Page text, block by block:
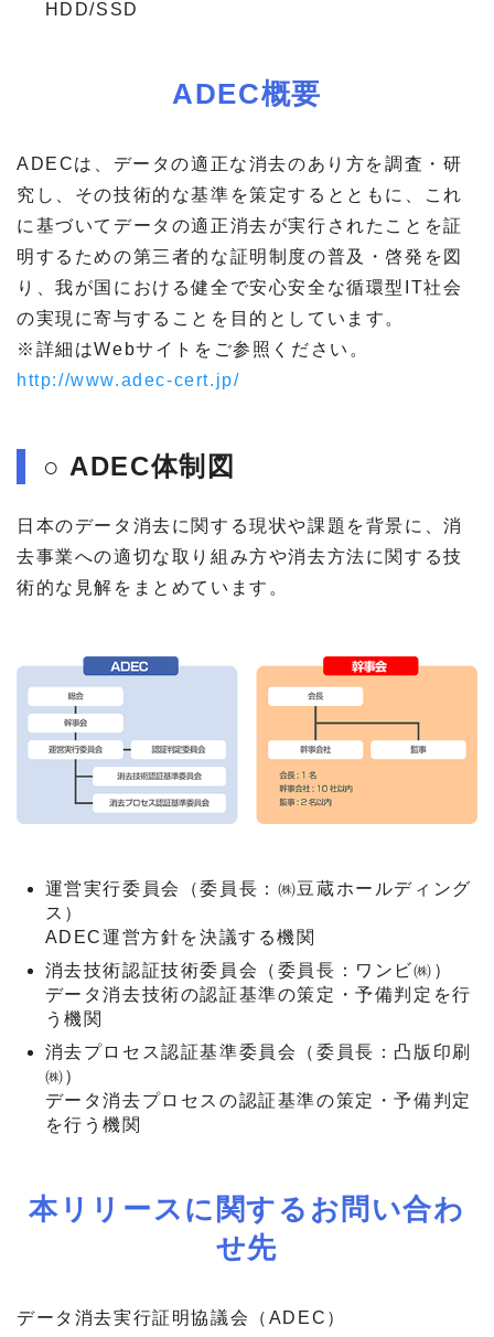
HDD/SSD
ADEC概要
ADECは、データの適正な消去のあり方を調査・研
究し、その技術的な基準を策定するとともに、これ
に基づいてデータの適正消去が実行されたことを証
明するための第三者的な証明制度の普及・啓発を図
り、我が国における健全で安心安全な循環型IT社会
の実現に寄与することを目的としています。
※詳細はWebサイトをご参照ください。
http://www.adec-cert.jp/
○ ADEC体制図
日本のデータ消去に関する現状や課題を背景に、消
去事業への適切な取り組み方や消去方法に関する技
術的な見解をまとめています。
運営実行委員会（委員長：㈱豆蔵ホールディング
ス）
ADEC運営方針を決議する機関
消去技術認証技術委員会（委員長：ワンビ㈱）
データ消去技術の認証基準の策定・予備判定を行
う機関
消去プロセス認証基準委員会（委員長：凸版印刷
㈱）
データ消去プロセスの認証基準の策定・予備判定
を行う機関
本リリースに関するお問い合わ
せ先
データ消去実行証明協議会（ADEC）